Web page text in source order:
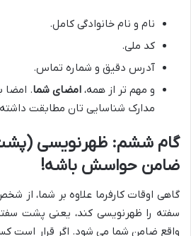
نام و نام خانوادگی کامل.
کد ملی.
آدرس دقیق و شماره تماس.
و مهم تر از همه، امضای شما. امضا
مدارک شناسایی تان مطابقت
گام ششم: ظهرنویسی
ضامن حواسش باشه!
گاهی اوقات کارفرما علاوه بر شما، از
سفته را ظهرنویسی کند، یعنی پشت
واقع ضامن شما می شود. اگر قرار است